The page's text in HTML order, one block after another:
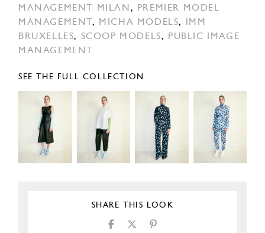
MANAGEMENT MILAN ,
PREMIER MODEL
MANAGEMENT , MICHA MODELS,
IMM
BRUXELLES, SCOOP MODELS,
PUBLIC IMAGE
MANAGEMENT
SEE THE FULL COLLECTION
SHARE THIS LOOK